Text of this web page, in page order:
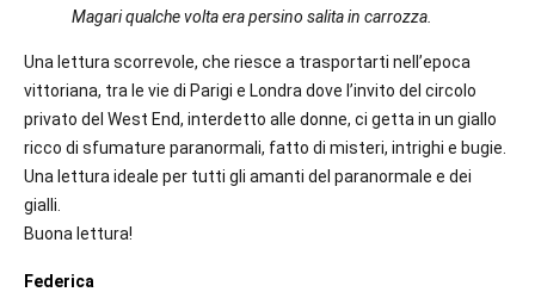
Magari qualche volta era persino salita in carrozza.
Una lettura scorrevole, che riesce a trasportarti nell’epoca
vittoriana, tra le vie di Parigi e Londra dove l’invito del circolo
privato del West End, interdetto alle donne, ci getta in un giallo
ricco di sfumature paranormali, fatto di misteri, intrighi e bugie.
Una lettura ideale per tutti gli amanti del paranormale e dei
gialli.
Buona lettura!
Federica